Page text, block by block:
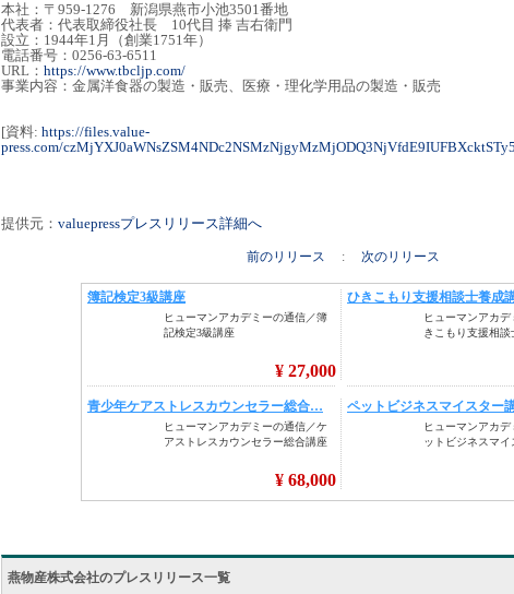
本社：〒959-1276 新潟県燕市小池3501番地
代表者：代表取締役社長 10代目 捧 吉右衛門
設立：1944年1月（創業1751年）
電話番号：0256-63-6511
URL： https://www.tbcljp.com/
事業内容：金属洋食器の製造・販売、医療・理化学用品の製造・販売
[資料: https://files.value-
press.com/
提供元： valuepressプレスリリース詳細へ
前のリリース : 次のリリース
燕物産株式会社のプレスリリース一覧